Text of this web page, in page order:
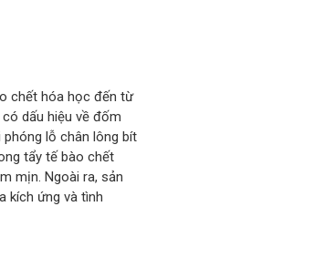
chết hóa học đến từ
dấu hiệu về đốm
phóng lỗ chân lông bít
tẩy tế bào chết
mịn. Ngoài ra, sản
kích ứng và tình